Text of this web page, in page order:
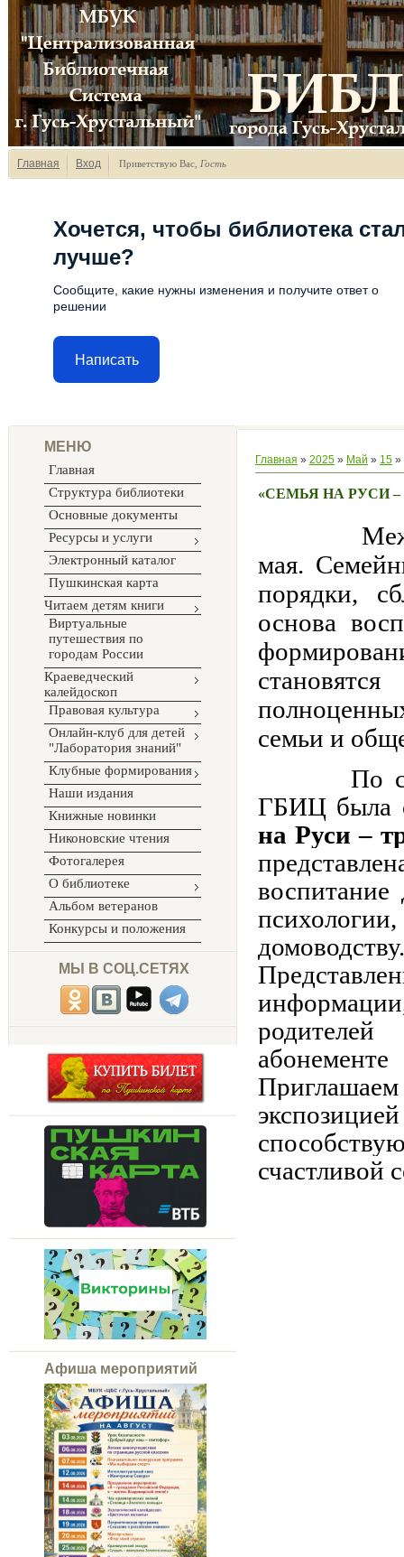
Главная Вход Приветствую Вас Гость
Хочется, чтобы библиотека
лучше?
Сообщите, какие нужны изменения и получите ответ о
решении
Написать
МЕНЮ
Главная
Структура библиотеки
Основные документы
Ресурсы и услуги
Электронный каталог
Пушкинская карта
Читаем детям книги
Виртуальные
путешествия по
городам России
Краеведческий
калейдоскоп
Правовая культура
Онлайн-клуб для детей
"Лаборатория знаний"
Клубные формирования
Наши издания
Книжные новинки
Никоновские чтения
Фотогалерея
О библиотеке
Альбом ветеранов
Конкурсы и положения
МЫ В СОЦ.СЕТЯХ
Афиша мероприятий
Главная » 2025 » Май » 15 »
«СЕМЬЯ НА РУСИ
мая.
порядки,
основа
семьи и
По
ГБИЦ была
на Руси –
домоводству.
счастливой